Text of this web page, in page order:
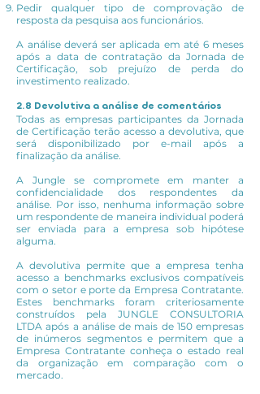
Pedir qualquer tipo de comprovação de
resposta da pesquisa aos funcionários.
A análise deverá ser aplicada em até 6 meses
após a data de contratação da Jornada de
Certificação, sob prejuízo de perda do
investimento realizado.
2.8 Devolutiva a análise de comentários
Todas as empresas participantes da Jornada
de Certificação terão acesso a devolutiva, que
será disponibilizado por e-mail após a
finalização da análise.
A Jungle se compromete em manter a
confidencialidade dos respondentes da
análise. Por isso, nenhuma informação sobre
um respondente de maneira individual poderá
ser enviada para a empresa sob hipótese
alguma.
A devolutiva permite que a empresa tenha
acesso a benchmarks exclusivos compatíveis
com o setor e porte da Empresa Contratante.
Estes benchmarks foram criteriosamente
construídos pela JUNGLE CONSULTORIA
LTDA após a análise de mais de 150 empresas
de inúmeros segmentos e permitem que a
Empresa Contratante conheça o estado real
da organização em comparação com o
mercado.